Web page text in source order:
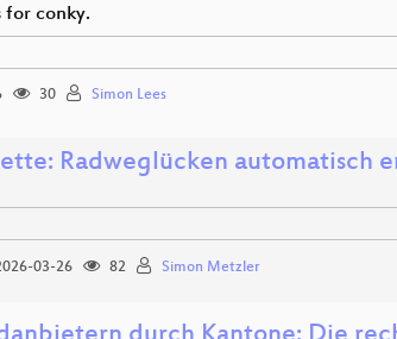
conky.
30 Simon Lees
Radweglücken automatisch
03-26 82 Simon Metzler